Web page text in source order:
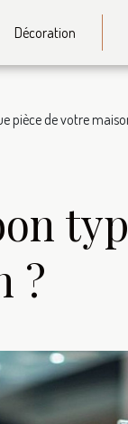
Décoration
pièce de votre
?